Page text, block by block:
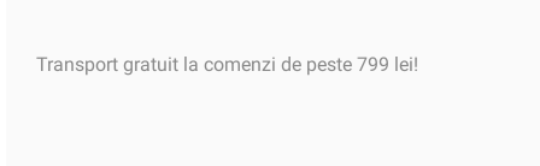
Transport gratuit la comenzi de peste 799 lei!